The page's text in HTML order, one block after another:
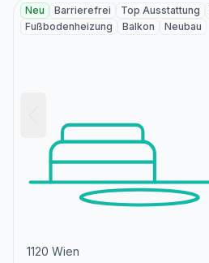
Neu Barrierefrei Top Ausstattung
Fußbodenheizung
Balkon Neubau
1120 Wien